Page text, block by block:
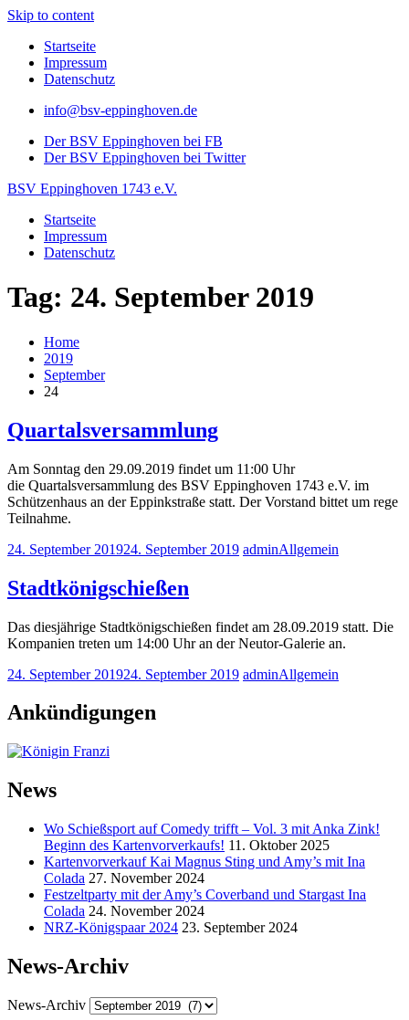
Skip to content
Startseite
Impressum
Datenschutz
info@bsv-eppinghoven.de
Der BSV Eppinghoven bei FB
Der BSV Eppinghoven bei Twitter
BSV Eppinghoven 1743 e.V.
Startseite
Impressum
Datenschutz
Tag: 24. September 2019
Home
2019
September
24
Quartalsversammlung
Am Sonntag den 29.09.2019 findet um 11:00 Uhr
die Quartalsversammlung des BSV Eppinghoven 1743 e.V. im
Schützenhaus an der Eppinkstraße statt. Der Vorstand bittet um rege
Teilnahme.
24. September 201924. September 2019 adminAllgemein
Stadtkönigschießen
Das diesjährige Stadtkönigschießen findet am 28.09.2019 statt. Die
Kompanien treten um 14:00 Uhr an der Neutor-Galerie an.
24. September 201924. September 2019 adminAllgemein
Ankündigungen
News
Wo Schießsport auf Comedy trifft – Vol. 3 mit Anka Zink!
Beginn des Kartenvorverkaufs! 11. Oktober 2025
Kartenvorverkauf Kai Magnus Sting und Amy’s mit Ina
Colada 27. November 2024
Festzeltparty mit der Amy’s Coverband und Stargast Ina
Colada 24. November 2024
NRZ-Königspaar 2024 23. September 2024
News-Archiv
News-Archiv